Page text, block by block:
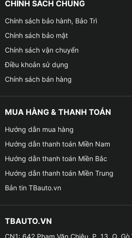
bạn có thể tránh được một số vấn
tiêu thụ nhiều hơn, độ bám đường
phanh tăng, lốp xe bị mòn sớm và
✪ Việc duy trì áp suất lốp được
VinFast giúp cho chiếc xe của
an toàn hơn khi tham gia giao
Không chỉ đảm bảo an toàn mà
đặc biệt là về mức tiêu thụ nhiên
✪ Chúng tôi khuyên bạn nên
xe VinFast VF3 của bạn mỗi
một chuyến đi xa đường dài.
CHÍNH SÁCH CHUNG
Chính sách bảo hành, Bảo Trì
Chính sách bảo mật
Chính sách vận chuyển
Điều khoản sử dụng
Chính sách bán hàng
MUA HÀNG & THANH TOÁN
Hướng dẫn mua hàng
Hướng dẫn thanh toán Miền Nam
Hướng dẫn thanh toán Miền Bắc
Hướng dẫn thanh toán Miền Trung
Bản tin TBauto.vn
TBAUTO.VN
CN1: 642 Phạm Văn Chiêu, P. 13, Q. Gò